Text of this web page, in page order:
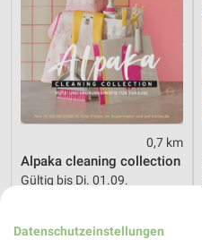
0,7 km
Alpaka cleaning collection
Gültig bis Di. 01.09.
Datenschutzeinstellungen